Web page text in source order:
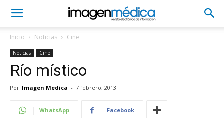
Inicio Noticias Cine
Noticias Cine
Río místico
Por Imagen Medica - 7 febrero, 2013
WhatsApp Facebook